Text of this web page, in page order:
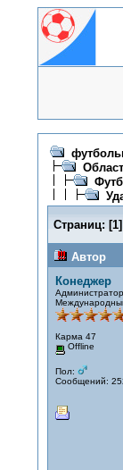
Страниц: [1]
Автор
Конеджер
Администратор
Карма 47
Offline
Пол:
Сообщений: